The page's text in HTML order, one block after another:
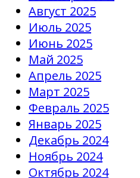
Август 2025
Июль 2025
Июнь 2025
Май 2025
Апрель 2025
Март 2025
Февраль 2025
Январь 2025
Декабрь 2024
Ноябрь 2024
Октябрь 2024